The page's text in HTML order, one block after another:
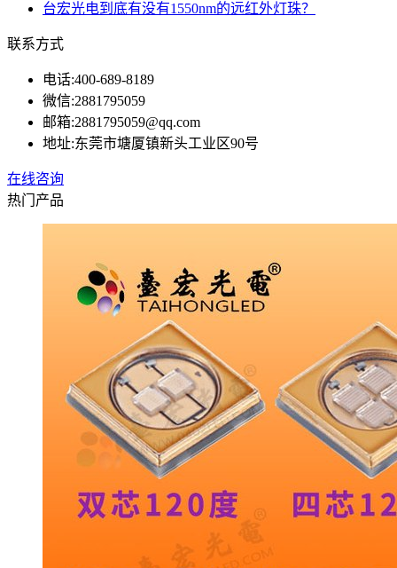
台宏光电到底有没有1550nm的远红外灯珠？
联系方式
电话:400-689-8189
微信:2881795059
邮箱:2881795059@qq.com
地址:东莞市塘厦镇新头工业区90号
在线咨询
热门产品